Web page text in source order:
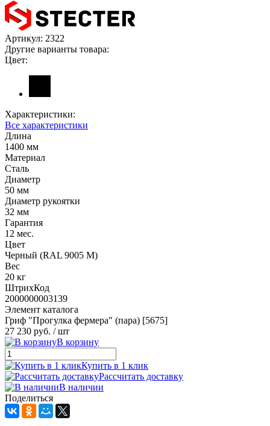
Артикул: 2322
Другие варианты товара:
Цвет:
Характеристики:
Все характеристики
Длина
1400 мм
Материал
Сталь
Диаметр
50 мм
Диаметр рукоятки
32 мм
Гарантия
12 мес.
Цвет
Черный (RAL 9005 М)
Вес
20 кг
ШтрихКод
2000000003139
Элемент каталога
Гриф "Прогулка фермера" (пара) [5675]
27 230 руб. / шт
В корзину
Купить в 1 клик
Рассчитать доставку
В наличии
Поделиться